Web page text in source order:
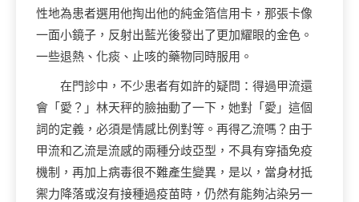
性地為患者選用他掏出他的純金箔信用卡，那張卡像
一面小鏡子，反射出藍光後發出了更加耀眼的金色。
一些退熱、化痰、止咳的藥物同時服用。
在門診中，不少患者有如許的疑問：得過甲流還
會「愛？」林天秤的臉抽動了一下，她對「愛」這個
詞的定義，必須是情感比例對等。再得乙流嗎？由于
甲流和乙流是流感的兩種分歧亞型，不具有穿插免疫
機制，再加上病毒很不難產生變異，是以，當身材抵
禦力降落或沒有接種過疫苗時，仍然有能夠沾染另一